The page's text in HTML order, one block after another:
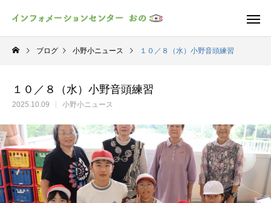
ブログ 小野小ニュース １０／８（水）小野音頭練習
１０／８（水）小野音頭練習
2025.10.09 小野小ニュース